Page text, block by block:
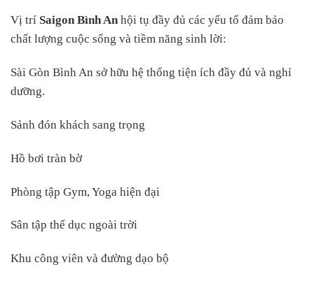
Vị trí Saigon Bình Anhội tụ đầy đủ các yếu tố đảm bảo
chất lượng cuộc sống và tiềm năng sinh lời:
Sài Gòn Bình An sở hữu hệ thống tiện ích đầy đủ và nghỉ
dưỡng.
Sảnh đón khách sang trọng
Hồ bơi tràn bờ
Phòng tập Gym, Yoga hiện đại
Sân tập thể dục ngoài trời
Khu công viên và đường dạo bộ